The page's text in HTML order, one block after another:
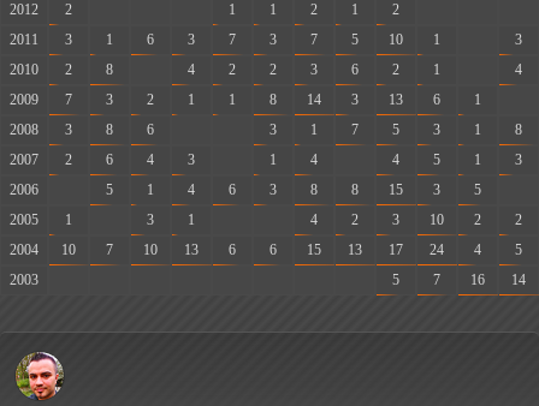
2012
2 1 1 2 1 2
2011
3 1 6 3 7 3 7 5 10 1
3
2010
2 8 4 2 2 3 6 2 1
4
2009
7 3 2 1 1 8 14 3 13 6 1
2008
3 8 6 3 1 7 5 3 1
8
2007
2 6 4 3 1 4 4 5 1
3
2006
5 1 4 6 3 8 8 15 3 5
2005
1 3 1 4 2 3 10 2
2
2004
10 7 10 13 6 6 15 13 17 24 4
5
2003
5 7 16 14